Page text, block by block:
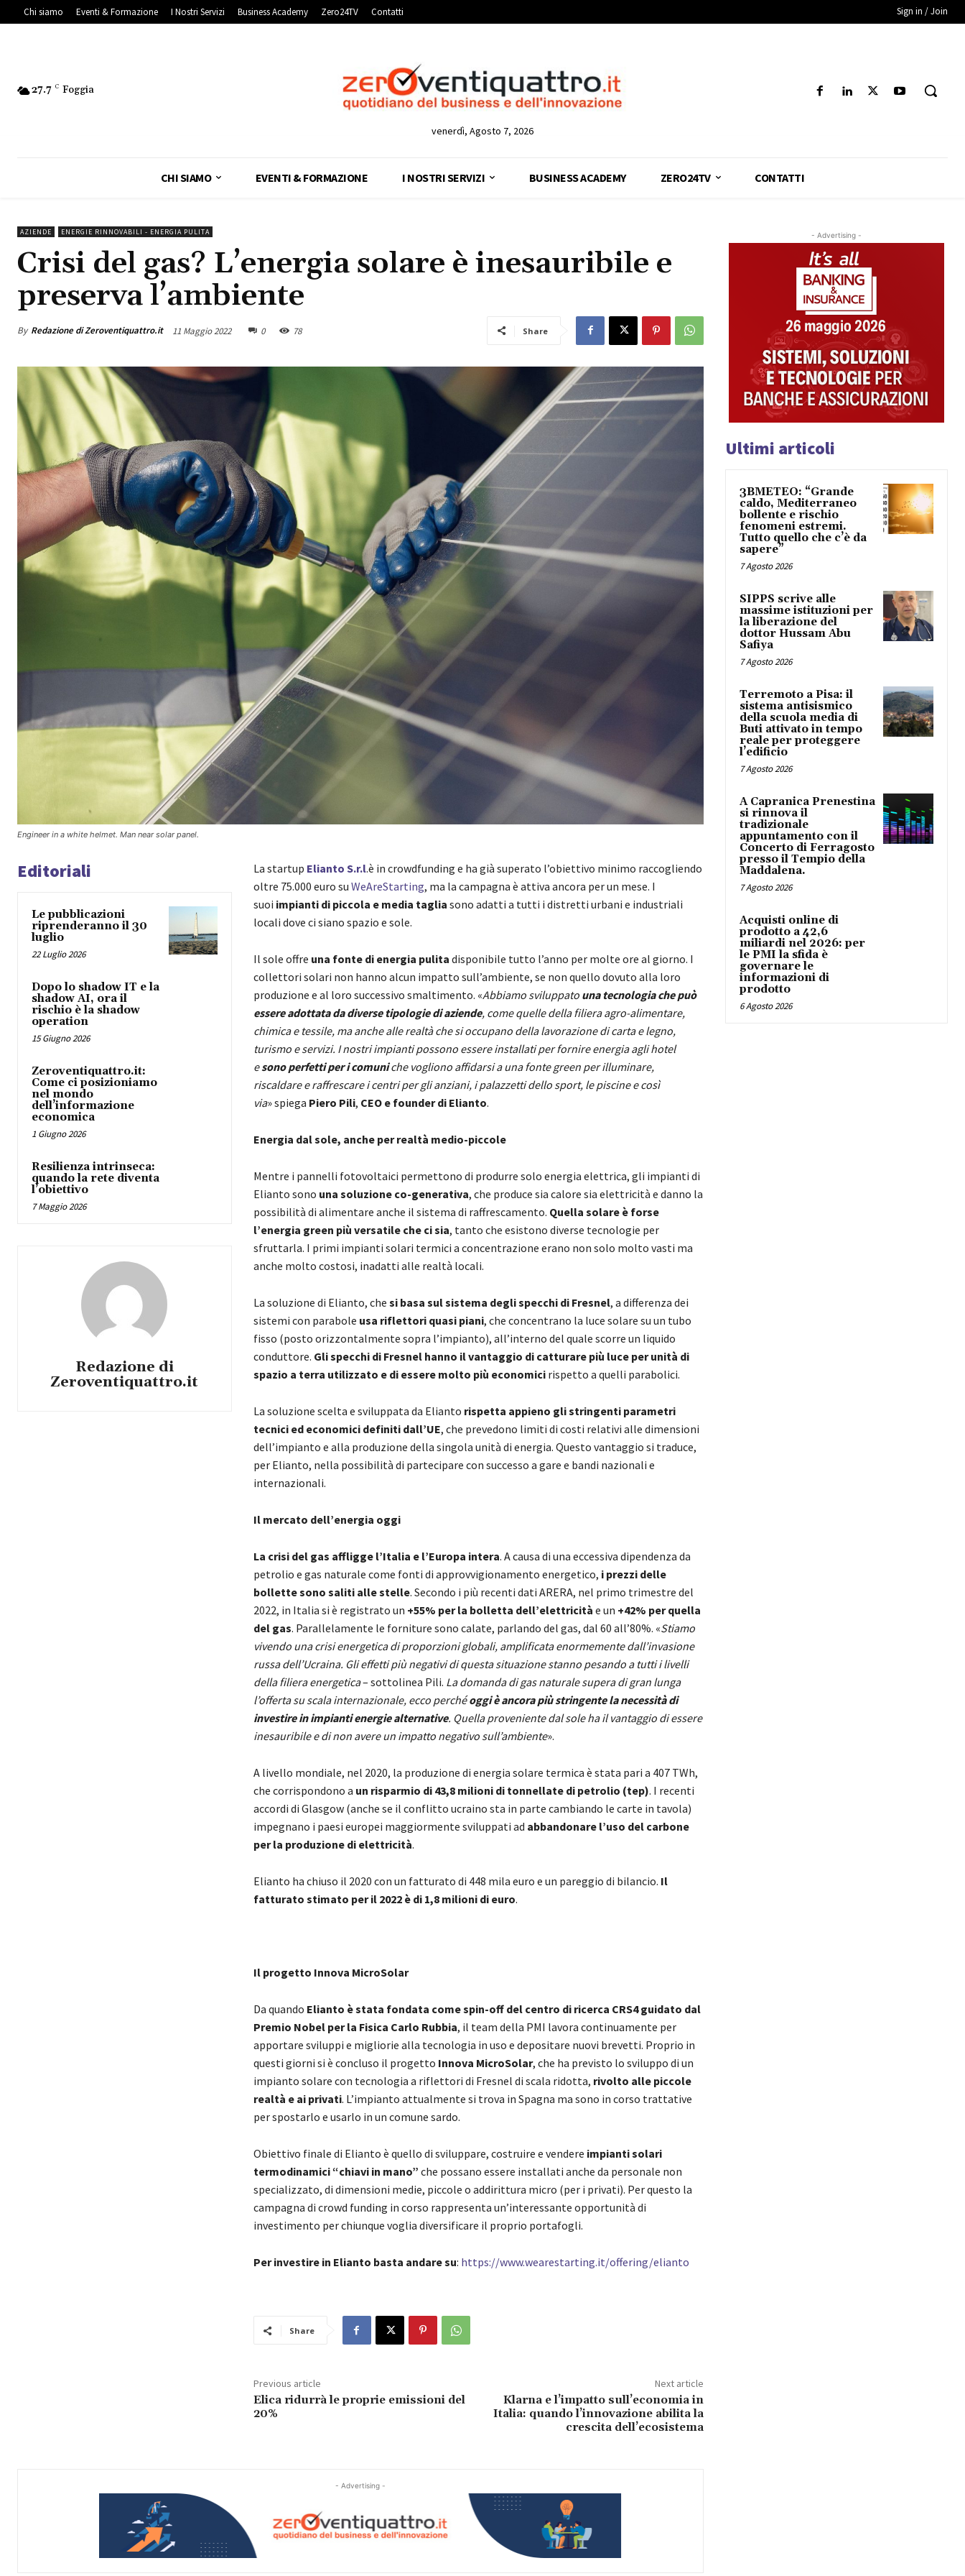
Chi siamo Eventi & Formazione I Nostri Servizi Business Academy Zero24TV Contatti Sign in / Join
27.7 C Foggia
venerdì, Agosto 7, 2026
CHI SIAMO EVENTI & FORMAZIONE I NOSTRI SERVIZI BUSINESS ACADEMY ZERO24TV CONTATTI
AZIENDE ENERGIE RINNOVABILI - ENERGIA PULITA
Crisi del gas? L’energia solare è inesauribile e
preserva l’ambiente
By Redazione di Zeroventiquattro.it 11 Maggio 2022 0 78 Share
Engineer in a white helmet. Man near solar panel.
Editoriali
Le pubblicazioni
riprenderanno il 30
luglio
22 Luglio 2026
Dopo lo shadow IT e la
shadow AI, ora il
rischio è la shadow
operation
15 Giugno 2026
Zeroventiquattro.it:
Come ci posizioniamo
nel mondo
dell’informazione
economica
1 Giugno 2026
Resilienza intrinseca:
quando la rete diventa
l’obiettivo
7 Maggio 2026
Redazione di
Zeroventiquattro.it
La startup Elianto S.r.l.è in crowdfunding e ha già superato l’obiettivo minimo raccogliendo
oltre 75.000 euro su WeAreStarting, ma la campagna è attiva ancora per un mese. I
suoi impianti di piccola e media taglia sono adatti a tutti i distretti urbani e industriali
locali dove ci siano spazio e sole.
Il sole offre una fonte di energia pulita disponibile tutto l’anno per molte ore al giorno. I
collettori solari non hanno alcun impatto sull’ambiente, se non quello dovuto alla loro
produzione e al loro successivo smaltimento. «Abbiamo sviluppato una tecnologia che può
essere adottata da diverse tipologie di aziende, come quelle della filiera agro-alimentare,
chimica e tessile, ma anche alle realtà che si occupano della lavorazione di carta e legno,
turismo e servizi. I nostri impianti possono essere installati per fornire energia agli hotel
esono perfetti per i comuniche vogliono affidarsi a una fonte green per illuminare,
riscaldare e raffrescare i centri per gli anziani, i palazzetti dello sport, le piscine e così
via» spiega Piero Pili, CEO e founder di Elianto.
Energia dal sole, anche per realtà medio-piccole
Mentre i pannelli fotovoltaici permettono di produrre solo energia elettrica, gli impianti di
Elianto sono una soluzione co-generativa, che produce sia calore sia elettricità e danno la
possibilità di alimentare anche il sistema di raffrescamento. Quella solare è forse
l’energia green più versatile che ci sia, tanto che esistono diverse tecnologie per
sfruttarla. I primi impianti solari termici a concentrazione erano non solo molto vasti ma
anche molto costosi, inadatti alle realtà locali.
La soluzione di Elianto, che si basa sul sistema degli specchi di Fresnel, a differenza dei
sistemi con parabole usa riflettori quasi piani, che concentrano la luce solare su un tubo
fisso (posto orizzontalmente sopra l’impianto), all’interno del quale scorre un liquido
conduttore. Gli specchi di Fresnel hanno il vantaggio di catturare più luce per unità di
spazio a terra utilizzato e di essere molto più economici rispetto a quelli parabolici.
La soluzione scelta e sviluppata da Elianto rispetta appieno gli stringenti parametri
tecnici ed economici definiti dall’UE, che prevedono limiti di costi relativi alle dimensioni
dell’impianto e alla produzione della singola unità di energia. Questo vantaggio si traduce,
per Elianto, nella possibilità di partecipare con successo a gare e bandi nazionali e
internazionali.
Il mercato dell’energia oggi
La crisi del gas affligge l’Italia e l’Europa intera. A causa di una eccessiva dipendenza da
petrolio e gas naturale come fonti di approvvigionamento energetico, i prezzi delle
bollette sono saliti alle stelle. Secondo i più recenti dati ARERA, nel primo trimestre del
2022, in Italia si è registrato un +55% per la bolletta dell’elettricità e un +42% per quella
del gas. Parallelamente le forniture sono calate, parlando del gas, dal 60 all’80%. «Stiamo
vivendo una crisi energetica di proporzioni globali, amplificata enormemente dall’invasione
russa dell’Ucraina. Gli effetti più negativi di questa situazione stanno pesando a tutti i livelli
della filiera energetica– sottolinea Pili. La domanda di gas naturale supera di gran lunga
l’offerta su scala internazionale, ecco perchéoggi è ancora più stringente la necessità di
investire in impianti energie alternative. Quella proveniente dal sole ha il vantaggio di essere
inesauribile e di non avere un impatto negativo sull’ambiente».
A livello mondiale, nel 2020, la produzione di energia solare termica è stata pari a 407 TWh,
che corrispondono a un risparmio di 43,8 milioni di tonnellate di petrolio (tep). I recenti
accordi di Glasgow (anche se il conflitto ucraino sta in parte cambiando le carte in tavola)
impegnano i paesi europei maggiormente sviluppati ad abbandonare l’uso del carbone
per la produzione di elettricità.
Elianto ha chiuso il 2020 con un fatturato di 448 mila euro e un pareggio di bilancio. Il
fatturato stimato per il 2022 è di 1,8 milioni di euro.
Il progetto Innova MicroSolar
Da quando Elianto è stata fondata come spin-off del centro di ricerca CRS4 guidato dal
Premio Nobel per la Fisica Carlo Rubbia, il team della PMI lavora continuamente per
apportare sviluppi e migliorie alla tecnologia in uso e depositare nuovi brevetti. Proprio in
questi giorni si è concluso il progetto Innova MicroSolar, che ha previsto lo sviluppo di un
impianto solare con tecnologia a riflettori di Fresnel di scala ridotta, rivolto alle piccole
realtà e ai privati. L’impianto attualmente si trova in Spagna ma sono in corso trattative
per spostarlo e usarlo in un comune sardo.
Obiettivo finale di Elianto è quello di sviluppare, costruire e vendere impianti solari
termodinamici “chiavi in mano” che possano essere installati anche da personale non
specializzato, di dimensioni medie, piccole o addirittura micro (per i privati). Per questo la
campagna di crowd funding in corso rappresenta un’interessante opportunità di
investimento per chiunque voglia diversificare il proprio portafogli.
Per investire in Elianto basta andare su: https://www.wearestarting.it/offering/elianto
Share
Previous article
Elica ridurrà le proprie emissioni del
20%
Next article
Klarna e l’impatto sull’economia in
Italia: quando l’innovazione abilita la
crescita dell’ecosistema
- Advertising -
- Advertising -
Ultimi articoli
3BMETEO: “Grande
caldo, Mediterraneo
bollente e rischio
fenomeni estremi.
Tutto quello che c’è da
sapere”
7 Agosto 2026
SIPPS scrive alle
massime istituzioni per
la liberazione del
dottor Hussam Abu
Safiya
7 Agosto 2026
Terremoto a Pisa: il
sistema antisismico
della scuola media di
Buti attivato in tempo
reale per proteggere
l’edificio
7 Agosto 2026
A Capranica Prenestina
si rinnova il
tradizionale
appuntamento con il
Concerto di Ferragosto
presso il Tempio della
Maddalena.
7 Agosto 2026
Acquisti online di
prodotto a 42,6
miliardi nel 2026: per
le PMI la sfida è
governare le
informazioni di
prodotto
6 Agosto 2026